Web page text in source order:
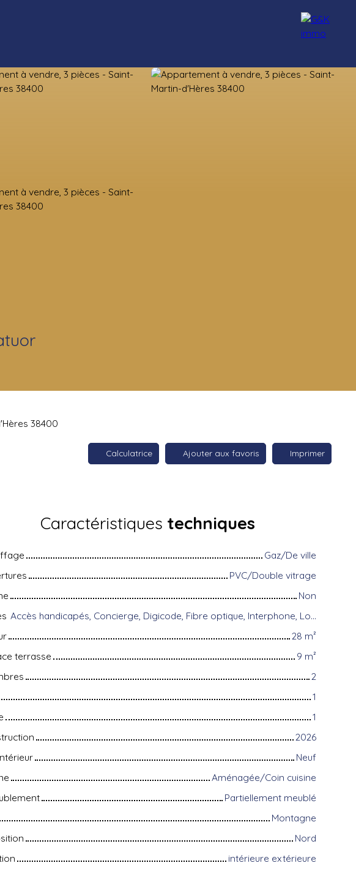
38400
Calculatrice Ajouter aux favoris Imprimer
Caractéristiques techniques
Gaz/De ville
PVC/Double vitrage
Non
Accès handicapés, Concierge, Digicode, Fibre optique, Interphone, Local à vélo, Visiophone, Volets électriques
28 m²
terrasse
9 m²
2
1
1
2026
Neuf
Aménagée/Coin cuisine
Partiellement meublé
Montagne
Nord
intérieure extérieure